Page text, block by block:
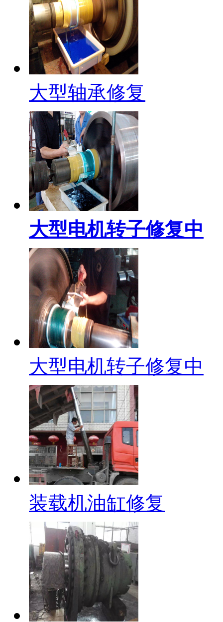
大型轴承修复
大型电机转子修复中
大型电机转子修复中
装载机油缸修复